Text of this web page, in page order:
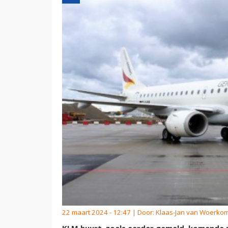
22 maart 2024 - 12:47 | Door: Klaas-Jan van